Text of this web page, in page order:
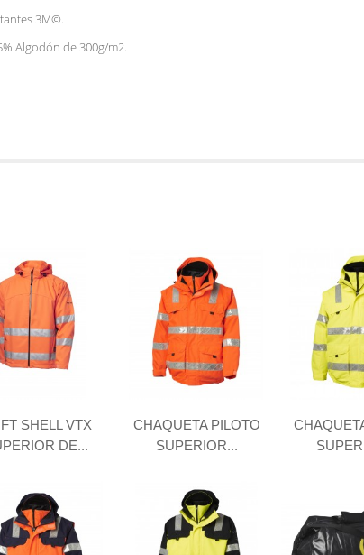
3M©.
Algodón de 300g/m2.
SHELL VTX
DE...
CHAQUETA PILOTO
SUPERIOR...